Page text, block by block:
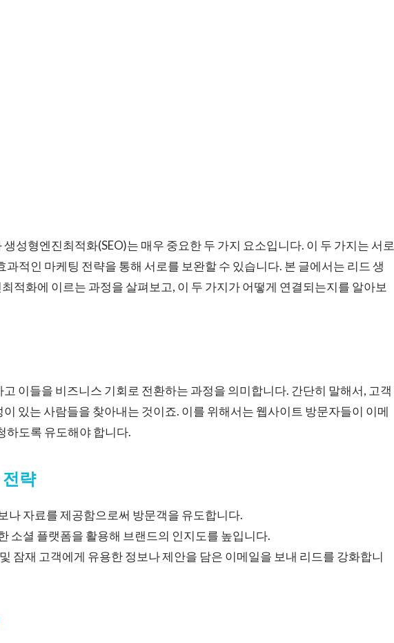
성형엔진최적화(SEO)는 매우 중요한 두 가지 요소입니다. 이 두 가지는 서로
과적인 마케팅 전략을 통해 서로를 보완할 수 있습니다. 본 글에서는 리드 생
적화에 이르는 과정을 살펴보고, 이 두 가지가 어떻게 연결되는지를 알아보
이들을 비즈니스 기회로 전환하는 과정을 의미합니다. 간단히 말해서, 고객
있는 사람들을 찾아내는 것이죠. 이를 위해서는 웹사이트 방문자들이 이메
하도록 유도해야 합니다.
략
나 자료를 제공함으로써 방문객을 유도합니다.
소셜 플랫폼을 활용해 브랜드의 인지도를 높입니다.
잠재 고객에게 유용한 정보나 제안을 담은 이메일을 보내 리드를 강화합니